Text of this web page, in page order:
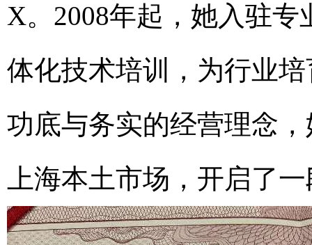
X。2008年起，她入驻
体化技术培训，为行业
功底与务实的经营理念
上海本土市场，开启了